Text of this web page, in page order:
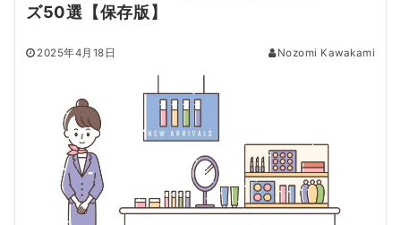
ズ50選【保存版】
2025年4月18日 Nozomi Kawakami